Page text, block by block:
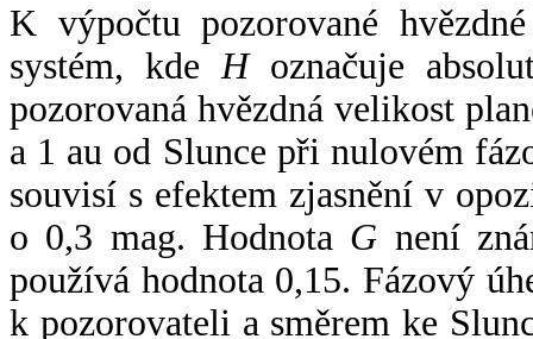
K výpočtu pozorované
systém, kde Hoznačuje
pozorovaná hvězdná velikost
a 1 au od Slunce při nulovém
souvisí s efektem zjasnění v
o 0,3 mag. Hodnota G není
používá hodnota 0,15. Fázový
k pozorovateli a směrem ke